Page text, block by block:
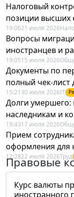
Налоговый
позиции высших
19:0621 июля 2026
Вопросы
иностранцев и
19:0515 июля 2026
Документы по
полный чек-лист
15:21 30 июля 2026IT
Долги умершего:
наследникам и
19:4317 июля 2026
Прием
оформления для
12:2822 июля 2026Труд
Правовые
Курс валюты
иностранного